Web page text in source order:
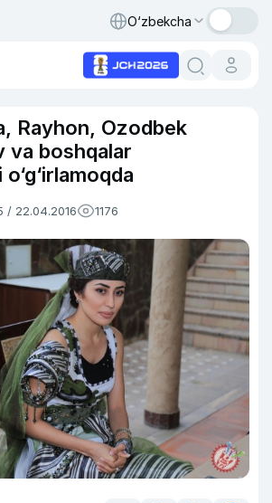
O‘zbekcha
Rayhon, Ozodbek
va boshqalar
/ 22.04.2016 1176